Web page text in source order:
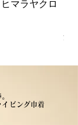
マラヤクロ
消費
イビング巾着